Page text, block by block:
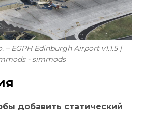
– EGPH Edinburgh Airport v1.1.5 |
- simmods
добавить статический